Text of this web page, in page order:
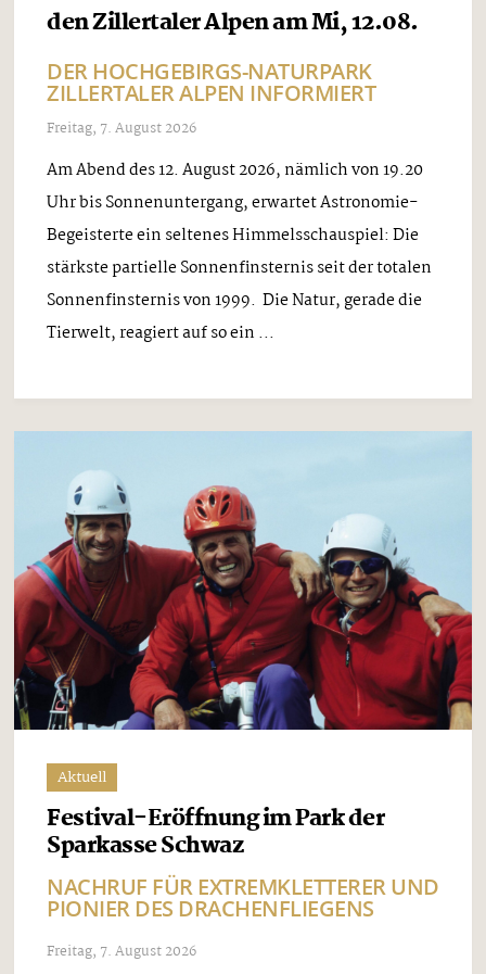
den Zillertaler Alpen am Mi, 12.08.
DER HOCHGEBIRGS-NATURPARK
ZILLERTALER ALPEN INFORMIERT
Freitag, 7. August 2026
Am Abend des 12. August 2026, nämlich von 19.20
Uhr bis Sonnenuntergang, erwartet Astronomie-
Begeisterte ein seltenes Himmelsschauspiel: Die
stärkste partielle Sonnenfinsternis seit der totalen
Sonnenfinsternis von 1999. Die Natur, gerade die
Tierwelt, reagiert auf so ein ...
Aktuell
Festival-Eröffnung im Park der
Sparkasse Schwaz
NACHRUF FÜR EXTREMKLETTERER UND
PIONIER DES DRACHENFLIEGENS
Freitag, 7. August 2026